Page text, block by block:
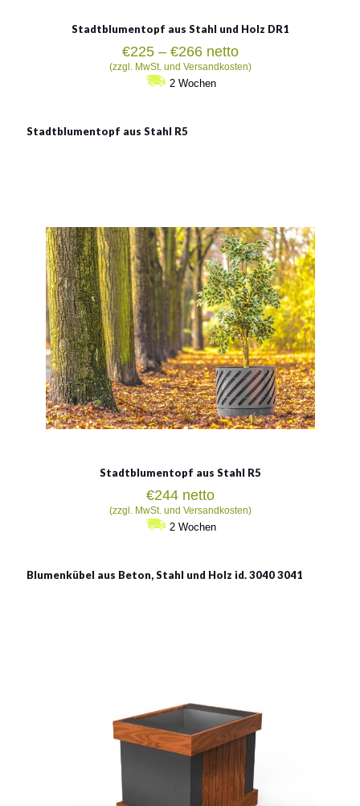
Stadtblumentopf aus Stahl und Holz DR1
€225 – €266Preisspanne:
€225
bis
netto
(zzgl. MwSt. und Versandkosten)
2 Wochen
Stadtblumentopf aus Stahl R5
Material:
verzinkter Stahl mit Pulverbeschichtung in RAL + Holz
Stadtblumentopf aus Stahl R5
€244 netto
(zzgl. MwSt. und Versandkosten)
2 Wochen
Blumenkübel aus Beton, Stahl und Holz id. 3040 3041
Holz